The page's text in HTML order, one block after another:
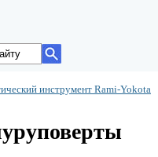
инструмент Rami-Yokota